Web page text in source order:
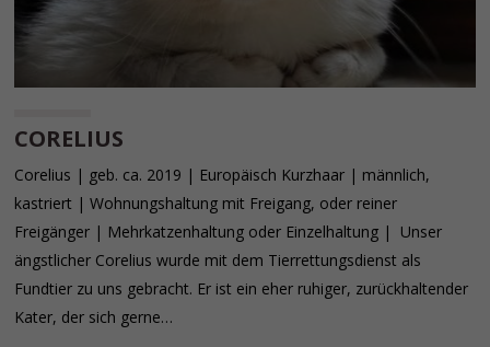
CORELIUS
Corelius | geb. ca. 2019 | Europäisch Kurzhaar | männlich,
kastriert | Wohnungshaltung mit Freigang, oder reiner
Freigänger | Mehrkatzenhaltung oder Einzelhaltung | Unser
ängstlicher Corelius wurde mit dem Tierrettungsdienst als
Fundtier zu uns gebracht. Er ist ein eher ruhiger, zurückhaltender
Kater, der sich gerne…